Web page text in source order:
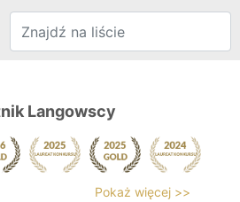
Langowscy
Pokaż więcej >>